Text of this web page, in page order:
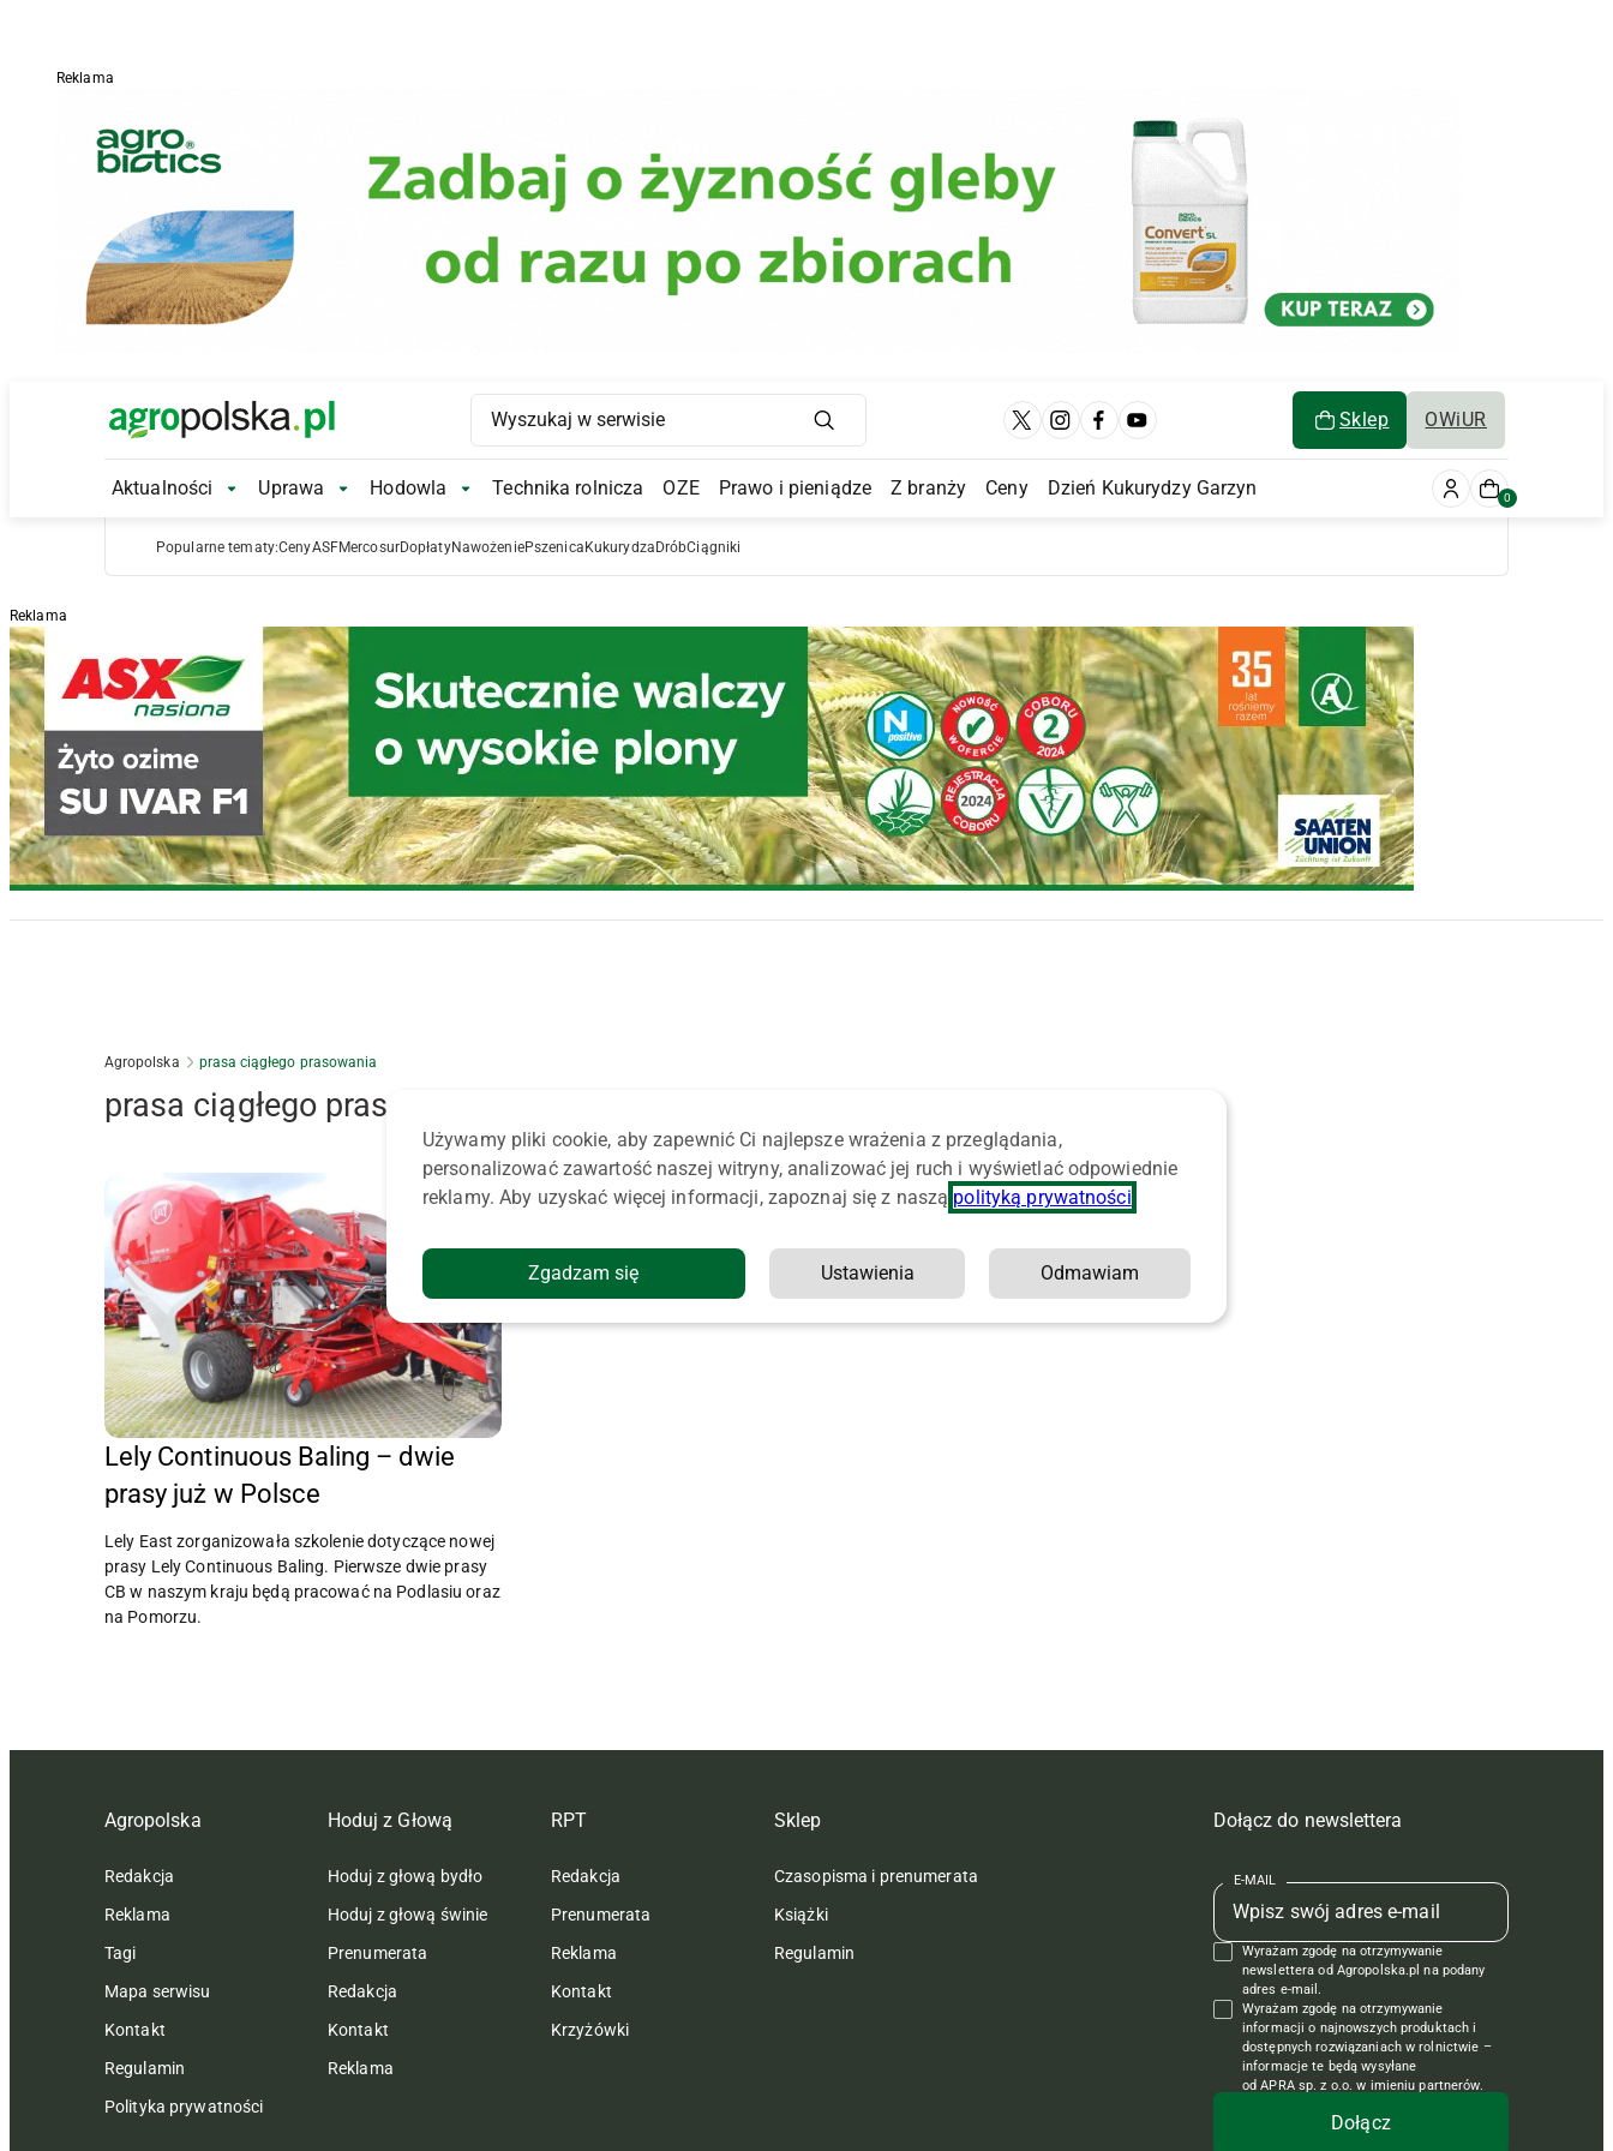
Reklama
Main Logo Sklep OWiUR
Main Navigation
Aktualności Aktualności Submenu
Uprawa Uprawa Submenu
Hodowla Hodowla Submenu
Technika rolnicza OZE Prawo i pieniądze Z branży Ceny Dzień Kukurydzy Garzyn 0
Popularne tematy:CenyASFMercosurDopłatyNawożeniePszenica Kukurydza DróbCiągniki
Reklama
Agropolska prasa ciągłego prasowania
prasa ciągłego prasowania
Lely Continuous Baling – dwie
prasy już w Polsce
Lely East zorganizowała szkolenie dotyczące nowej
prasy Lely Continuous Baling. Pierwsze dwie prasy
CB w naszym kraju będą pracować na Podlasiu oraz
na Pomorzu.
Agropolska
Redakcja
Reklama
Tagi
Mapa serwisu
Kontakt
Regulamin
Polityka prywatności
Hoduj z Głową
Hoduj z głową bydło
Hoduj z głową świnie
Prenumerata
Redakcja
Kontakt
Reklama
RPT
Redakcja
Prenumerata
Reklama
Kontakt
Krzyżówki
Sklep
Czasopisma i prenumerata
Książki
Regulamin
Dołącz do newslettera
E-MAIL
Wyrażam zgodę na otrzymywanie
newslettera od Agropolska.pl na podany
adres e-mail.
Wyrażam zgodę na otrzymywanie
informacji o najnowszych produktach i
dostępnych rozwiązaniach w rolnictwie –
informacje te będą wysyłane
od APRA sp. z o.o. w imieniu partnerów.
Używamy pliki cookie, aby zapewnić Ci najlepsze wrażenia z przeglądania,
personalizować zawartość naszej witryny, analizować jej ruch i wyświetlać odpowiednie
reklamy. Aby uzyskać więcej informacji, zapoznaj się z naszą polityką prywatności
Zgadzam się Ustawienia Odmawiam